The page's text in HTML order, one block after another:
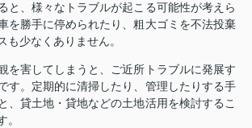
と、様々なトラブルが起こる可能性が考えら
を勝手に停められたり、粗大ゴミを不法投棄
も少なくありません。
を害してしまうと、ご近所トラブルに発展す
す。定期的に清掃したり、管理したりする手
、貸土地・貸地などの土地活用を検討するこ
。